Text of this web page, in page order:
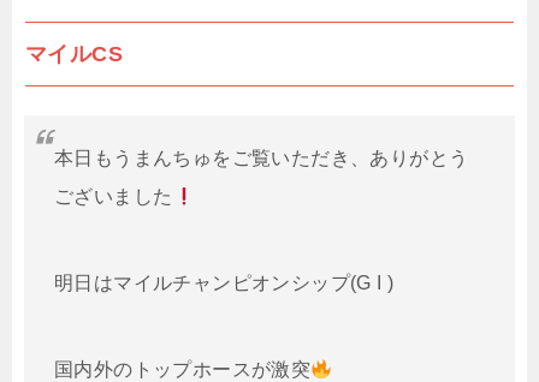
マイルCS
本日もうまんちゅをご覧いただき、ありがとう
ございました
明日はマイルチャンピオンシップ(G I )
国内外のトップホースが激突